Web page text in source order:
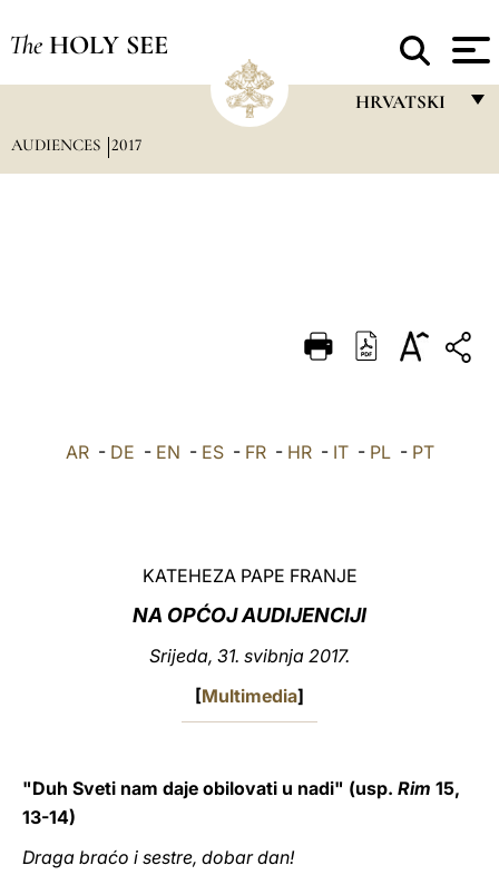
The HOLY SEE
HRVATSKI
DEUTSCH
العربيّة
AUDIENCES 2017
AR- DE - EN - ES- FR- HR- IT- PL- PT
KATEHEZA PAPE FRANJE
NA OPĆOJ AUDIJENCIJI
Srijeda, 31. svibnja 2017.
[Multimedia]
"Duh Sveti nam daje obilovati u nadi" (usp. Rim 15,
13-14)
Draga braćo i sestre, dobar dan!